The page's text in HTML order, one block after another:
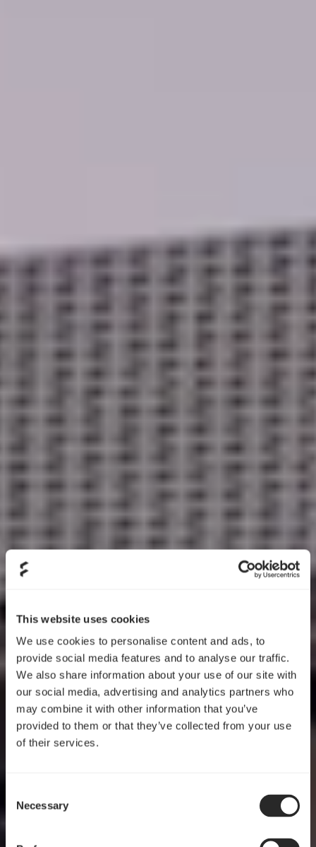
This website uses cookies
We use cookies to personalise content and ads, to
provide social media features and to analyse our traffic.
We also share information about your use of our site with
our social media, advertising and analytics partners who
may combine it with other information that you’ve
provided to them or that they’ve collected from your use
of their services.
Selection
Necessary